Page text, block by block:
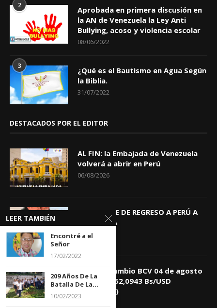
2
Aprobada en primera discusión en
la AN de Venezuela la Ley Anti
Bullying, acoso y violencia escolar
08/06/2022
3
¿Qué es el Bautismo en Agua Según
la Biblia.
31/07/2022
DESTACADOS POR EL EDITOR
AL FIN: la Embajada de Venezuela
volverá a abrir en Perú
06/08/2026
KEIKO TRAE DE REGRESO A PERÚ A
GIOVANNA
04/08/2026
Tasa de Cambio BCV 04 de agosto
de 2026: 752,0943 Bs/USD
(+0,4418%)
LEER TAMBIÉN
Encontré a el
Señor
17/02/2022
209 Años De La
Batalla De La...
10/02/2023